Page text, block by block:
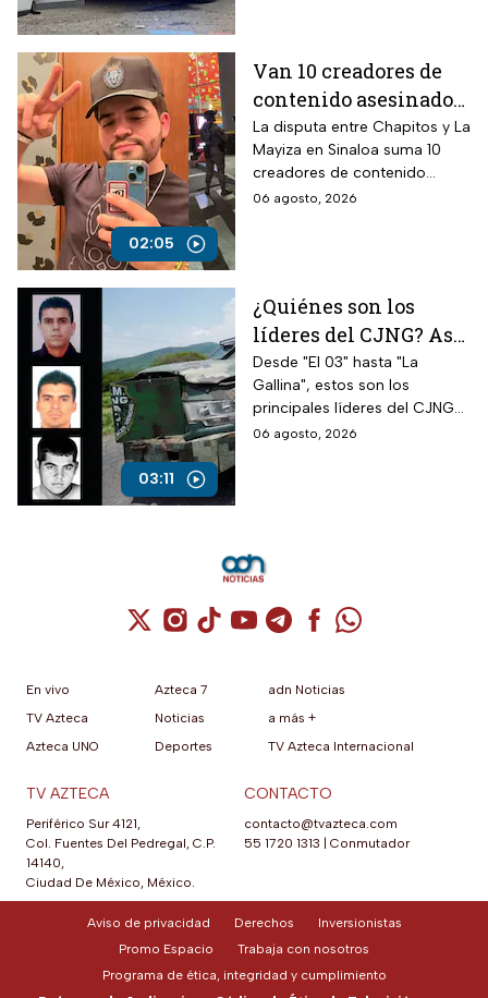
02:05
Van 10 creadores de
contenido asesinados
desde la guerra entre
Chapitos y La Mayiza
La disputa entre Chapitos y La
Mayiza en Sinaloa suma 10
creadores de contenido
asesinados desde septiembre
06 agosto, 2026
03:11
¿Quiénes son los
líderes del CJNG? Así
opera la cúpula del
cártel que busca EUA
Desde "El 03" hasta "La
Gallina", estos son los
principales líderes del CJNG
identificados por autoridades
06 agosto, 2026
Cuenta de X / Twitter (se abre en una
Cuenta de Instagram (se abre en una
Cuenta de TikTok (se abre en
Cuenta de YouTube (se abre
Cuenta de Telegram (se
Cuenta de
Cuenta de
En vivo
TV Azteca
Azteca UNO
Azteca 7
Noticias
Deportes
adn Noticias
a más +
TV Azteca Internacional
TV AZTECA
Periférico Sur 4121,
Col. Fuentes Del Pedregal, C.P.
14140,
Ciudad De México, México.
CONTACTO
contacto@tvazteca.com
55 1720 1313
Conmutador
Aviso de privacidad Derechos
Inversionistas
Promo Espacio
Trabaja con nosotros
Programa de ética, integridad y cumplimiento